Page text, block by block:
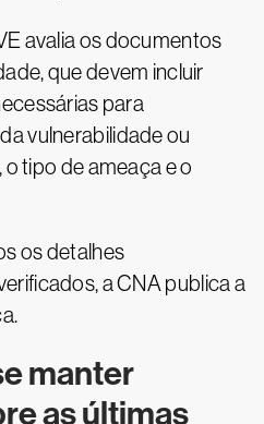
avalia os documentos
que devem incluir
para
vulnerabilidade ou
tipo de ameaça e o
os detalhes
a CNA publica a
manter
as últimas